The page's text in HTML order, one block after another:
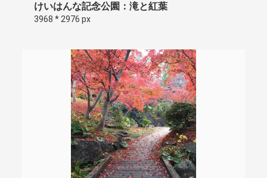
けいはんな記念公園：滝と紅葉
3968 * 2976 px